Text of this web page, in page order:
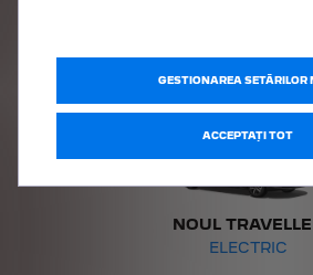
ELECTRIC
NOUL
ELECTRIC
GESTIONAREA SETĂRILOR
ACCEPTAȚI TOT